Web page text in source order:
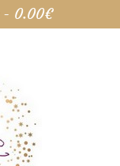
- 0.00€